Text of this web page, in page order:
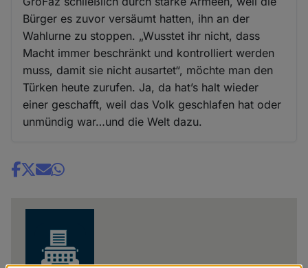
Bürger es zuvor versäumt hatten, ihn an der
Wahlurne zu stoppen. „Wusstet ihr nicht, dass
Macht immer beschränkt und kontrolliert werden
muss, damit sie nicht ausartet“, möchte man den
Türken heute zurufen. Ja, da hat’s halt wieder
einer geschafft, weil das Volk geschlafen hat oder
unmündig war…und die Welt dazu.
Share